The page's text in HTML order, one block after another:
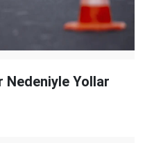
Nedeniyle Yollar